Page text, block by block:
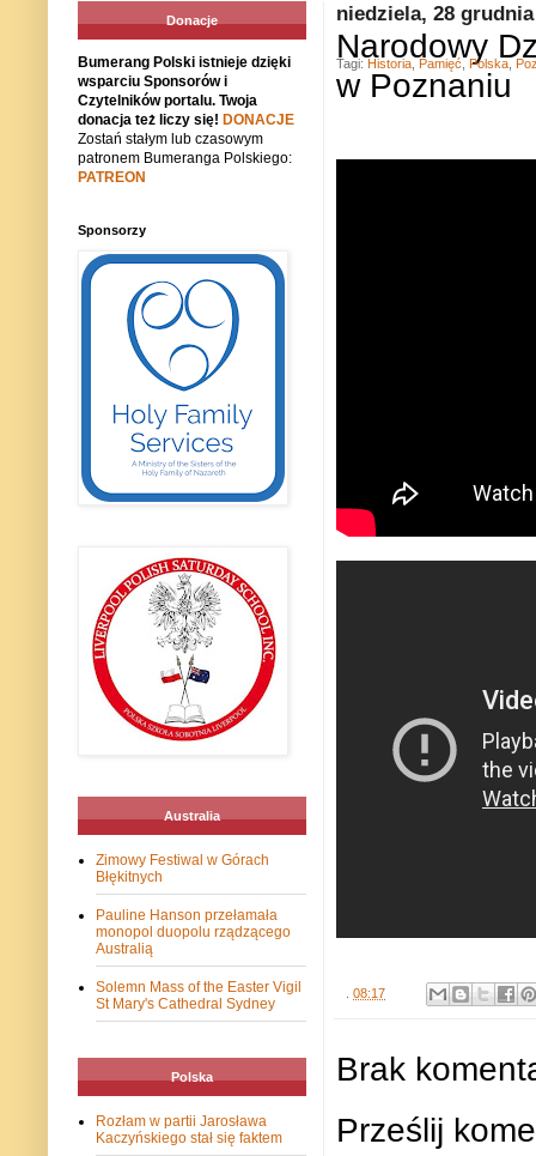
niedziela, 28 grudnia
Narodowy
w Poznaniu
08:17
Tagi: Historia Pamięć Polska
Brak
Prześlij
Donacje
Bumerang Polski istnieje dzięki
wsparciu Sponsorów i
Czytelników portalu. Twoja
donacja też liczy się! DONACJE
Zostań stałym lub czasowym
patronem Bumeranga Polskiego:
PATREON
Sponsorzy
Australia
Zimowy Festiwal w Górach
Błękitnych
Pauline Hanson przełamała
monopol duopolu rządzącego
Australią
Solemn Mass of the Easter Vigil
St Mary's Cathedral Sydney
Polska
Rozłam w partii Jarosława
Kaczyńskiego stał się faktem